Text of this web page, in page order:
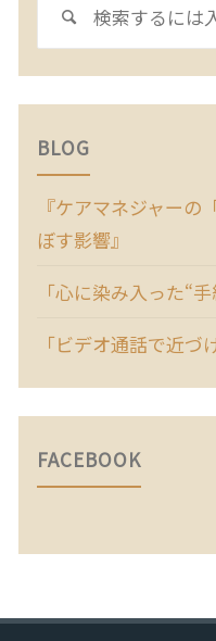
検
索
BLOG
『ケアマネジャー
ぼす影響』
「心に染み入った“手
「ビデオ通話で近づ
FACEBOOK